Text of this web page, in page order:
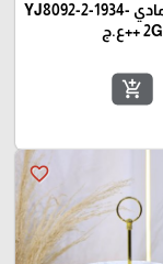
بيج مرسم رمادي YJ8092-2-1934-
2G ++ع.ج
add_shopping_cart
favorite_border